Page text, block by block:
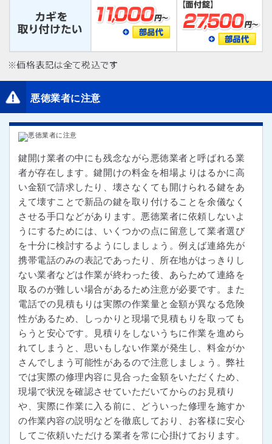
悪徳業者に注意
鍵開け業者の中にも残念ながら悪徳業者と呼ばれる業
者が存在します。鍵開けの料金を相場よりはるかに高
い金額で請求したり、壊さなくても開けられる鍵をあ
えて壊すことで新品の鍵を取り付けることを余儀なく
させる手口などがあります。悪徳業者に依頼しないよ
うにするためには、いくつかの点に留意して業者選び
を十分に検討するようにしましょう。例えば連絡先が
携帯電話のみの表記であったり、所在地がはっきりし
ない業者などは作業が終わった後、あらためて連絡を
取るのが難しい場合があるため注意が必要です。また
電話での見積もりは実際の作業量と金額が異なる危険
性があるため、しっかりと現場で見積もりを取っても
らうと安心です。見積りをしないうちに作業を進めら
れてしまうと、思いもしない作業が発生し、料金がか
さんでしまう可能性があるので注意しましょう。弊社
では実際の修理内容に見合った金額をいただくため、
現場で状況を確認させていただいてからのお見積り
や、実際に作業に入る前に、どういった修理を施すか
の作業内容の説明などを徹底しており、お客様に安心
してご依頼いただける業者を常に心掛けております。